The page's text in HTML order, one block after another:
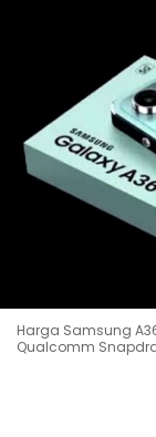
Harga Samsung
Qualcomm